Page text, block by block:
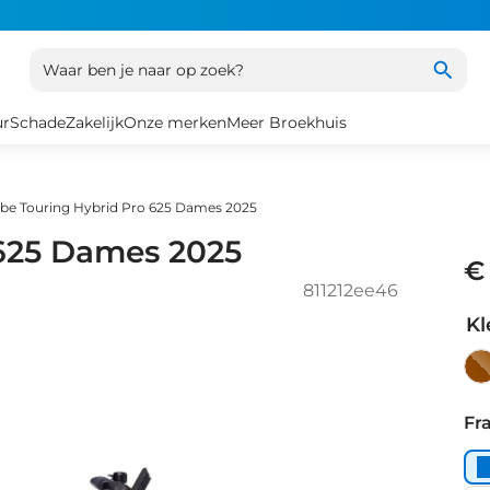
Waar ben je naar op zoek?
SchadeZakelijkOnze merkenMeer Broekhuis
Touring Hybrid Pro 625 Dames 2025
Dames 2025
811212ee46
€